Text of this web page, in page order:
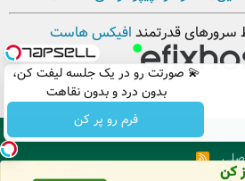
💫 صورتت رو در یک جلسه لیفت کن،
بدون درد و بدون نقاهت
فرم رو پر کن
سرورهای قدرتمند افیکس هاست
R